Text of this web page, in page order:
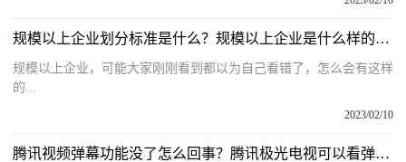
规模以上企业划分标准是什么？规模以上企业是什么样的企业？
规模以上企业，可能大家刚刚看到都以为自己看错了，怎么会有这样
的...
2023/02/10
腾讯视频弹幕功能没了怎么回事？腾讯极光电视可以看弹幕吗？